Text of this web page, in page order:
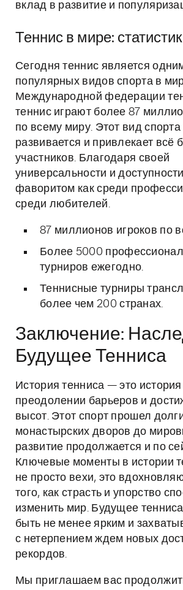
вклад в развитие и
Теннис в мире:
Сегодня теннис является
популярных видов спорта в
Международной федерации
теннис играют более 87
по всему миру. Этот вид спорта
развивается и привлекает всё
участников. Благодаря своей
универсальности и
фаворитом как среди
среди любителей.
87 миллионов игроков по
Более 5000
турниров ежегодно.
Теннисные турниры
более чем 200 странах.
Заключение:
Будущее Тенниса
История тенниса — это
преодолении барьеров и
высот. Этот спорт прошел
монастырских дворов до
развитие продолжается и по
Ключевые моменты в истории
не просто вехи, это
того, как страсть и упорство
изменить мир. Будущее
быть не менее ярким и
с нетерпением ждем новых
рекордов.
Мы приглашаем вас